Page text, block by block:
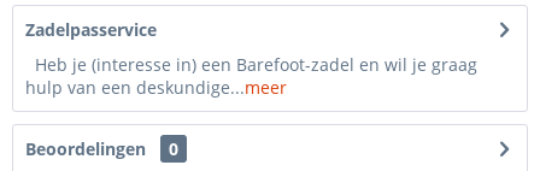
Zadelpasservice
Heb je (interesse in) een Barefoot-zadel en wil je graag
hulp van een deskundige...meer
Beoordelingen
0